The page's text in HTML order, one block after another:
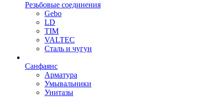
Резьбовые соединения
Gebo
LD
TIM
VALTEC
Сталь и чугун
Санфаянс
Арматура
Умывальники
Унитазы